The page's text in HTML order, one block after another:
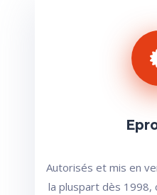
Autorisés et mis en
la pluspart dès 1998,